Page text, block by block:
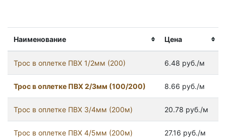
Наименование Цена
Трос в оплетке ПВХ 1/2мм (200) 6.48 руб./м
Трос в оплетке ПВХ 2/3мм (100/200) 8.66 руб./м
Трос в оплетке ПВХ 3/4мм (200м) 20.78 руб./м
Трос в оплетке ПВХ 4/5мм (200м) 27.16 руб./м